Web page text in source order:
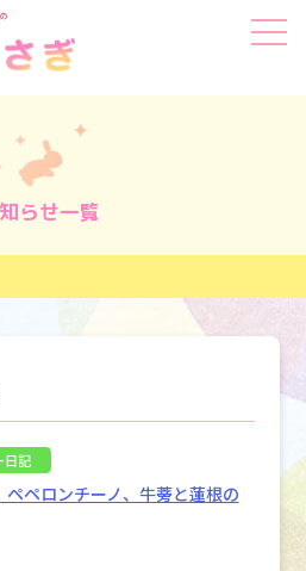
らせ一覧
日記
ペロンチーノ、牛蒡と蓮根の